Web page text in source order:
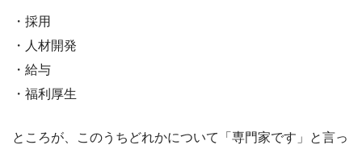
・採用
・人材開発
・給与
・福利厚生
ところが、このうちどれかについて「専門家です」と言っ